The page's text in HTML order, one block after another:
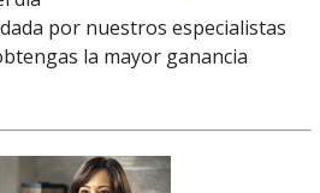
por nuestros especialistas
la mayor ganancia